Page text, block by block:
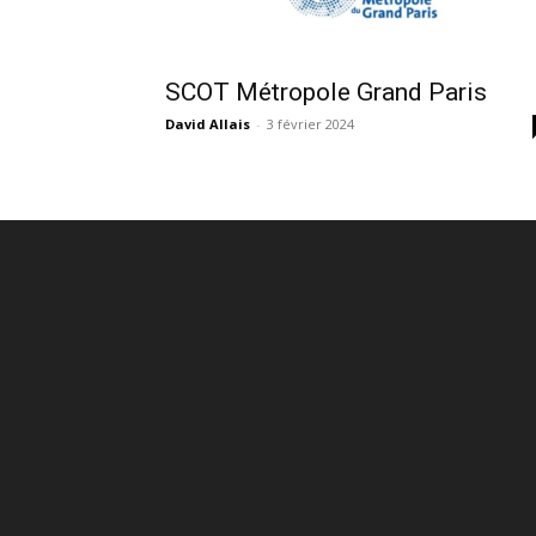
SCOT Métropole Grand Paris
David Allais - 3 février 2024